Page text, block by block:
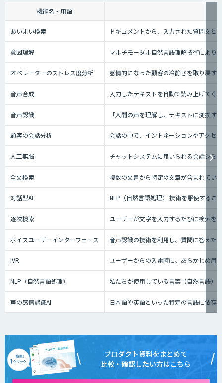
機能名・用語
あいまい検索 ドキュメントから、入力された質問文と
意図理解 マルチモーダル自然言語理解技術により
オペレーターのストレス度分析 感情的になった顧客の冷静さを取り戻す
音声合成 入力したテキストを自動で読み上げてく
音声認識 「人間の声を理解し、テキストに変換
顧客の会話分析 会話の中で、イントネーションやアクセ
人工無脳 チャットシステムに用いられる会話シミ
全文検索 複数の文書から特定の文章が含まれてい
対話型AI NLP（自然言語処理） 技術を駆使するこ
逐次検索 ユーザーが文字を入力するたびに検索を
ボイスユーザーインターフェース 音声認識の技術を利用し、質問に答えた
IVR ユーザーからの入電時に、あらかじめ用
NLP（自然言語処理） 私たちが使用している言葉（自然言語）
声の感情認識AI 日本語や英語といった特定の言語に依存
プロダクト資料をまとめて
比較・確認したい方はこちら